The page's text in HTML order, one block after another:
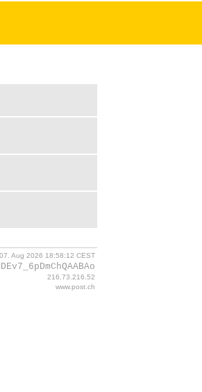
Aug 2026 18:58:12 CEST
216.73.216.52
www.post.ch